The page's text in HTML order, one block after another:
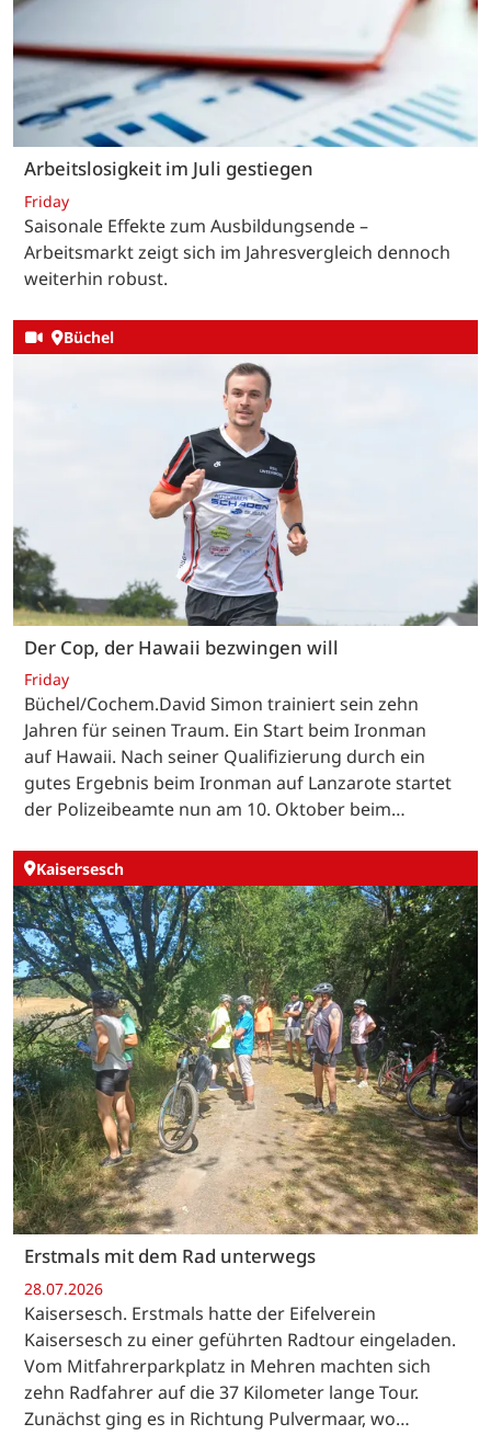
Arbeitslosigkeit im Juli gestiegen
Friday
Saisonale Effekte zum Ausbildungsende –
Arbeitsmarkt zeigt sich im Jahresvergleich dennoch
weiterhin robust.
Büchel
Der Cop, der Hawaii bezwingen will
Friday
Büchel/Cochem.David Simon trainiert sein zehn
Jahren für seinen Traum. Ein Start beim Ironman
auf Hawaii. Nach seiner Qualifizierung durch ein
gutes Ergebnis beim Ironman auf Lanzarote startet
der Polizeibeamte nun am 10. Oktober beim…
Kaisersesch
Erstmals mit dem Rad unterwegs
28.07.2026
Kaisersesch. Erstmals hatte der Eifelverein
Kaisersesch zu einer geführten Radtour eingeladen.
Vom Mitfahrerparkplatz in Mehren machten sich
zehn Radfahrer auf die 37 Kilometer lange Tour.
Zunächst ging es in Richtung Pulvermaar, wo…